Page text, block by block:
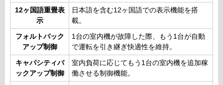
12ヶ国語重畳表
示
日本語を含む12ヶ国語での表示機能を搭
載。
フォルトバック
アップ制御
1台の室内機が故障した際、もう1台が自動
で運転を引き継ぎ快適性を維持。
キャパシティバ
ックアップ制御
室内負荷に応じてもう1台の室内機を追加稼
働させる制御機能。